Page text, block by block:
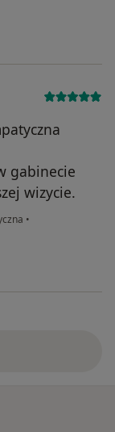
gabinecie
wizycie.
•